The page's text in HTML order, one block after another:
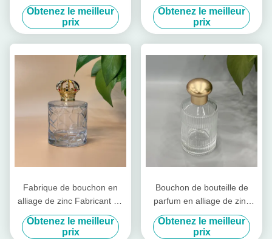
de parfum métallique créatif
universel Couvercle de
bouteille pour bouteilles de
parfums
Obtenez le meilleur
prix
15 mm Disque de
pulvérisation de pompe
métallique Couvercle pour
bouteilles Couvercle
magnétique pour bouteilles
de parfum Couvercles
Fermetures de bouteilles
Obtenez le meilleur
prix
Fabrique de bouchon en
alliage de zinc Fabricant de
bouchon de parfum Zamac
Bouchon de parfum
Obtenez le meilleur
prix
Bouchon de bouteille de
parfum en alliage de zinc
métallique pour votre
bouteille en verre
Obtenez le meilleur
prix